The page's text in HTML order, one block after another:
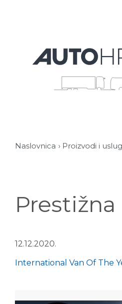
Naslovnica Proizvodi i
12.12.2020.
International Van Of The